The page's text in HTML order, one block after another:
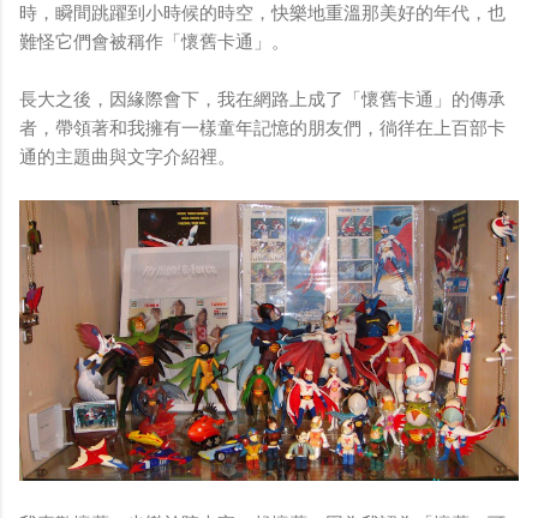
時，瞬間跳躍到小時候的時空，快樂地重溫那美好的年代，也
難怪它們會被稱作「懷舊卡通」。
長大之後，因緣際會下，我在網路上成了「懷舊卡通」的傳承
者，帶領著和我擁有一樣童年記憶的朋友們，徜徉在上百部卡
通的主題曲與文字介紹裡。